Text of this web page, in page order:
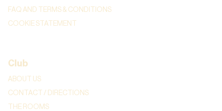
FAQ AND TERMS & CONDITIONS
COOKIE STATEMENT
Club
ABOUT US
CONTACT / DIRECTIONS
THE ROOMS